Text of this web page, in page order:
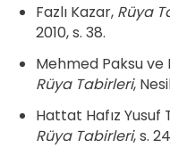
Fazlı Kazar, Rüya
2010, s. 38.
Mehmed Paksu ve
Rüya Tabirleri,
Hattat Hafız Yusuf
Rüya Tabirleri, s.